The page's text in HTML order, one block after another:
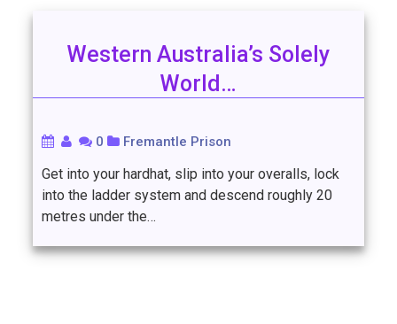
Western Australia’s Solely
World…
0 Fremantle Prison
Get into your hardhat, slip into your overalls, lock
into the ladder system and descend roughly 20
metres under the…